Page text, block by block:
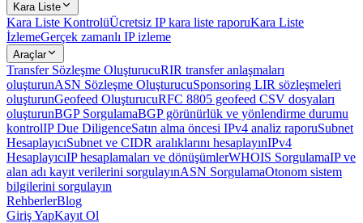
Kara Liste
Kara Liste KontrolüÜcretsiz IP kara liste raporuKara Liste
İzlemeGerçek zamanlı IP izleme
Araçlar
Transfer Sözleşme OluşturucuRIR transfer anlaşmaları
oluşturunASN Sözleşme OluşturucuSponsoring LIR sözleşmeleri
oluşturunGeofeed OluşturucuRFC 8805 geofeed CSV dosyaları
oluşturunBGP SorgulamaBGP görünürlük ve yönlendirme durumu
kontrolIP Due DiligenceSatın alma öncesi IPv4 analiz raporuSubnet
HesaplayıcıSubnet ve CIDR aralıklarını hesaplayınIPv4
HesaplayıcıIP hesaplamaları ve dönüşümlerWHOIS SorgulamaIP ve
alan adı kayıt verilerini sorgulayınASN SorgulamaOtonom sistem
bilgilerini sorgulayın
RehberlerBlog
Giriş YapKayıt Ol